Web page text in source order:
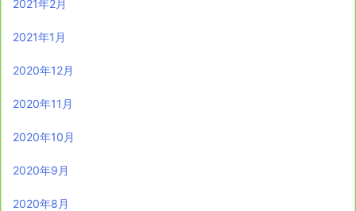
2021年2月
2021年1月
2020年12月
2020年11月
2020年10月
2020年9月
2020年8月